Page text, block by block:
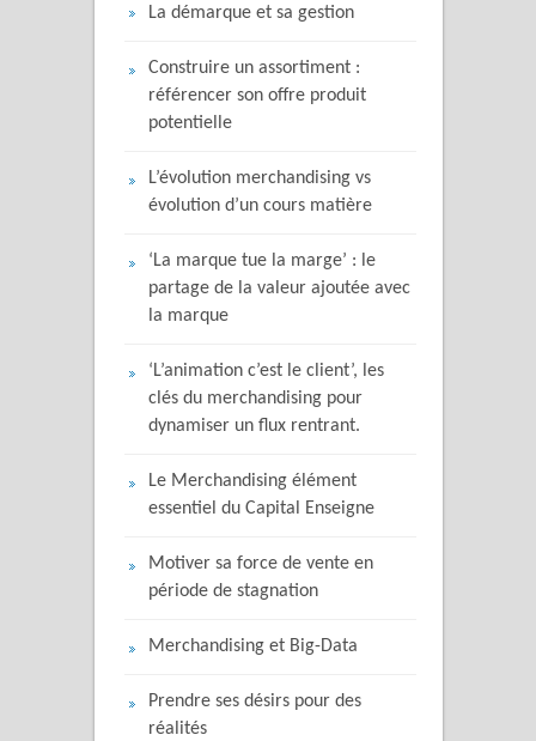
La démarque et sa gestion
Construire un assortiment :
référencer son offre produit
potentielle
L’évolution merchandising vs
évolution d’un cours matière
‘La marque tue la marge’ : le
partage de la valeur ajoutée avec
la marque
‘L’animation c’est le client’, les
clés du merchandising pour
dynamiser un flux rentrant.
Le Merchandising élément
essentiel du Capital Enseigne
Motiver sa force de vente en
période de stagnation
Merchandising et Big-Data
Prendre ses désirs pour des
réalités